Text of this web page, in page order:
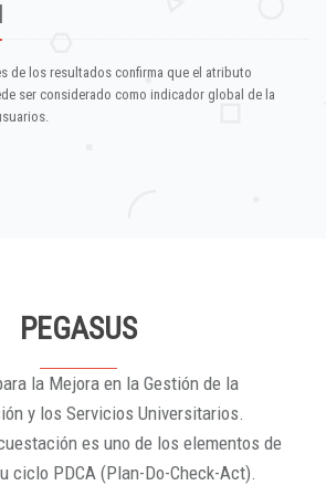
de los resultados confirma que el atributo
ser considerado como indicador global de la
PEGASUS
la Mejora en la Gestión de la
y los Servicios Universitarios.
es uno de los elementos de
ciclo PDCA (Plan-Do-Check-Act).